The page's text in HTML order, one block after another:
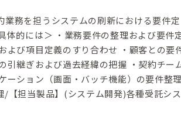
務を担うシステムの刷新における要件定
体的には＞ ・業務要件の整理および要件
よび項目定義のすり合わせ ・顧客との要
引継ぎおよび過去経緯の把握 ・契約チー
ーション（画面・バッチ機能）の要件整理
/【担当製品】(システム開発)各種受託シス